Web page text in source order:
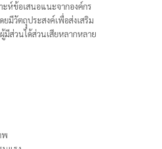
ห์ข้อเสนอแนะจากองค์กร
มีวัตถุุประสงค์เพื่อส่งเสริม
ส่วนได้ส่วนเสียหลากหลาย
พ